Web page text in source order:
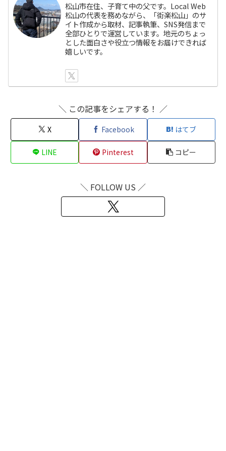
松山市在住、子育て中の父です。Local Web
松山の代表を務めながら、「街楽松山」のサ
イト作成から取材、記事執筆、SNS発信まで
全部ひとりで運営しています。地元のちょっ
とした面白さや役立つ情報をお届けできれば
嬉しいです。
＼ この記事をシェアする！ ／
X Facebook はてブ
LINE Pinterest コピー
＼ FOLLOW US ／